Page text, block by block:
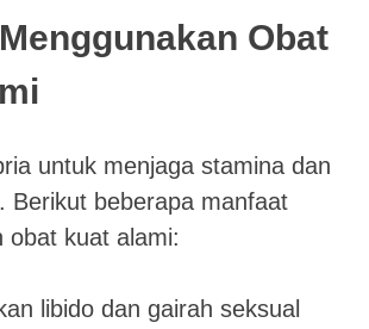
Obat
untuk menjaga stamina dan
Berikut beberapa manfaat
obat kuat alami:
libido dan gairah seksual